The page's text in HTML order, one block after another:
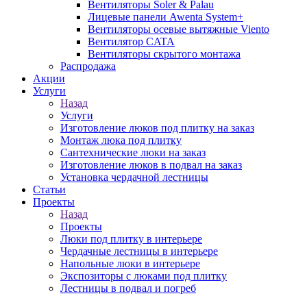
Вентиляторы Soler & Palau
Лицевые панели Awenta System+
Вентиляторы осевые вытяжные Viento
Вентилятор CATA
Вентиляторы скрытого монтажа
Распродажа
Акции
Услуги
Назад
Услуги
Изготовление люков под плитку на заказ
Монтаж люка под плитку
Сантехнические люки на заказ
Изготовление люков в подвал на заказ
Установка чердачной лестницы
Статьи
Проекты
Назад
Проекты
Люки под плитку в интерьере
Чердачные лестницы в интерьере
Напольные люки в интерьере
Экспозиторы с люками под плитку
Лестницы в подвал и погреб